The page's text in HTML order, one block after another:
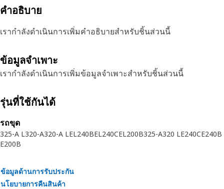
คำอธิบาย
เรากำลังดำเนินการเพิ่มคำอธิบายสำหรับชิ้นส่วนนี้
ข้อมูลจำเพาะ
เรากำลังดำเนินการเพิ่มข้อมูลจำเพาะสำหรับชิ้นส่วนนี้
รุ่นที่ใช้กันได้
รถขุด
325-A L320-A320-A LEL240BEL240CEL200B325-A320 LE240CE240B
E200B
ข้อมูลด้านการรับประกัน
นโยบายการคืนสินค้า